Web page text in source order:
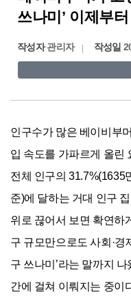
쓰나미’ 이제부터
작성자관리자 작성일
인구수가 많은 베이비부
입 속도를 가파르게 올린
전체 인구의 31.7%(1635
준)에 달하는 거대 인구
위로 끊어서 보면 확연하
구 규모만으로도 사회·경
구 쓰나미’라는 말까지
간에 걸쳐 이뤄지는 중이